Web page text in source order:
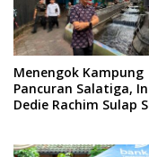
Menengok Kampung
Pancuran Salatiga,
Dedie Rachim Sulap